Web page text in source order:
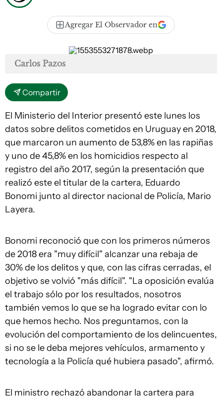
Agregar El Observador en
Carlos Pazos
Compartir
El Ministerio del Interior presentó este lunes los
datos sobre delitos cometidos en Uruguay en 2018,
que marcaron un aumento de 53,8% en las rapiñas
y uno de 45,8% en los homicidios respecto al
registro del año 2017, según la presentación que
realizó este el titular de la cartera, Eduardo
Bonomi junto al director nacional de Policía, Mario
Layera.
Bonomi reconoció que con los primeros números
de 2018 era "muy difícil" alcanzar una rebaja de
30% de los delitos y que, con las cifras cerradas, el
objetivo se volvió "más difícil". "La oposición evalúa
el trabajo sólo por los resultados, nosotros
también vemos lo que se ha logrado evitar con lo
que hemos hecho. Nos preguntamos, con la
evolución del comportamiento de los delincuentes,
si no se le deba mejores vehículos, armamento y
tecnología a la Policía qué hubiera pasado", afirmó.
El ministro rechazó abandonar la cartera para